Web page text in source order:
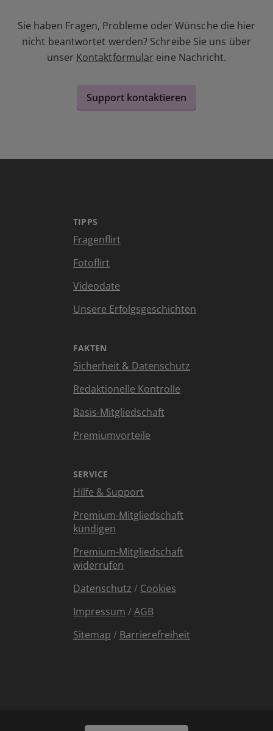
Sie haben Fragen, Probleme oder Wünsche die hier
nicht beantwortet werden? Schreibe Sie uns über
unser Kontaktformular eine Nachricht.
Support kontaktieren
TIPPS
Fragenflirt
Fotoflirt
Videodate
Unsere Erfolgsgeschichten
FAKTEN
Sicherheit & Datenschutz
Redaktionelle Kontrolle
Basis-Mitgliedschaft
Premiumvorteile
SERVICE
Hilfe & Support
Premium-Mitgliedschaft
kündigen
Premium-Mitgliedschaft
widerrufen
Datenschutz / Cookies
Impressum /AGB
Sitemap / Barrierefreiheit